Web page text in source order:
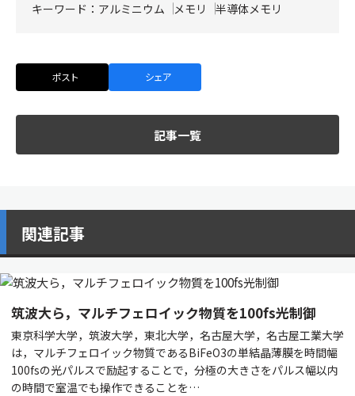
キーワード： アルミニウム メモリ 半導体メモリ
ポスト シェア
記事一覧
関連記事
筑波大ら，マルチフェロイック物質を100fs光制御
東京科学大学，筑波大学，東北大学，名古屋大学，名古屋工業大学
は，マルチフェロイック物質であるBiFeO3の単結晶薄膜を時間幅
100fsの光パルスで励起することで，分極の大きさをパルス幅以内
の時間で室温でも操作できることを…